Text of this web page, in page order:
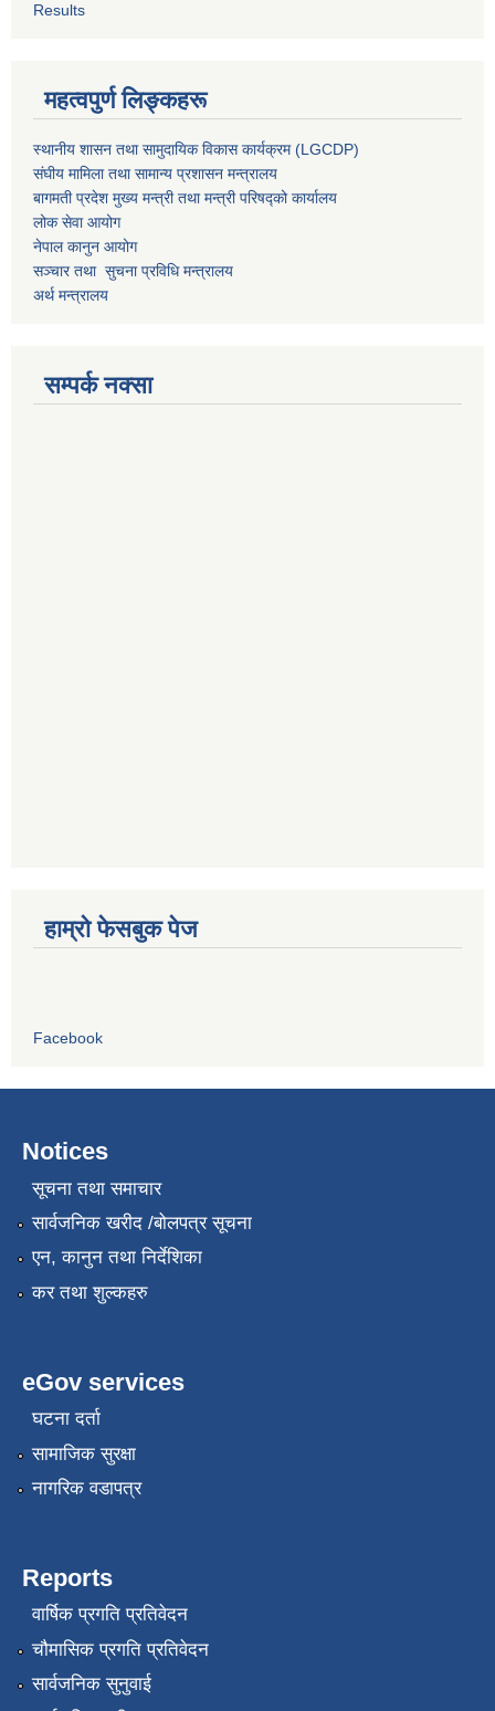
Results
महत्वपुर्ण लिङ्कहरू
स्थानीय शासन तथा सामुदायिक विकास कार्यक्रम (LGCDP)
संघीय मामिला तथा सामान्य प्रशासन मन्त्रालय
बागमती प्रदेश मुख्य मन्त्री तथा मन्त्री परिषद्को कार्यालय
लोक सेवा आयोग
नेपाल कानुन आयोग
सञ्चार तथा सुचना प्रविधि मन्त्रालय
अर्थ मन्त्रालय
सम्पर्क नक्सा
हाम्रो फेसबुक पेज
Facebook
Notices
सूचना तथा समाचार
सार्वजनिक खरीद /बोलपत्र सूचना
एन, कानुन तथा निर्देशिका
कर तथा शुल्कहरु
eGov services
घटना दर्ता
सामाजिक सुरक्षा
नागरिक वडापत्र
Reports
वार्षिक प्रगति प्रतिवेदन
चौमासिक प्रगति प्रतिवेदन
सार्वजनिक सुनुवाई